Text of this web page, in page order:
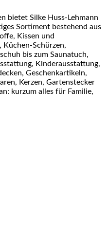
bietet Silke Huss-Lehmann
Sortiment bestehend aus
Kissen und
Küchen-Schürzen,
bis zum Saunatuch,
Kinderausstattung,
Geschenkartikeln,
Kerzen, Gartenstecker
kurzum alles für Familie,